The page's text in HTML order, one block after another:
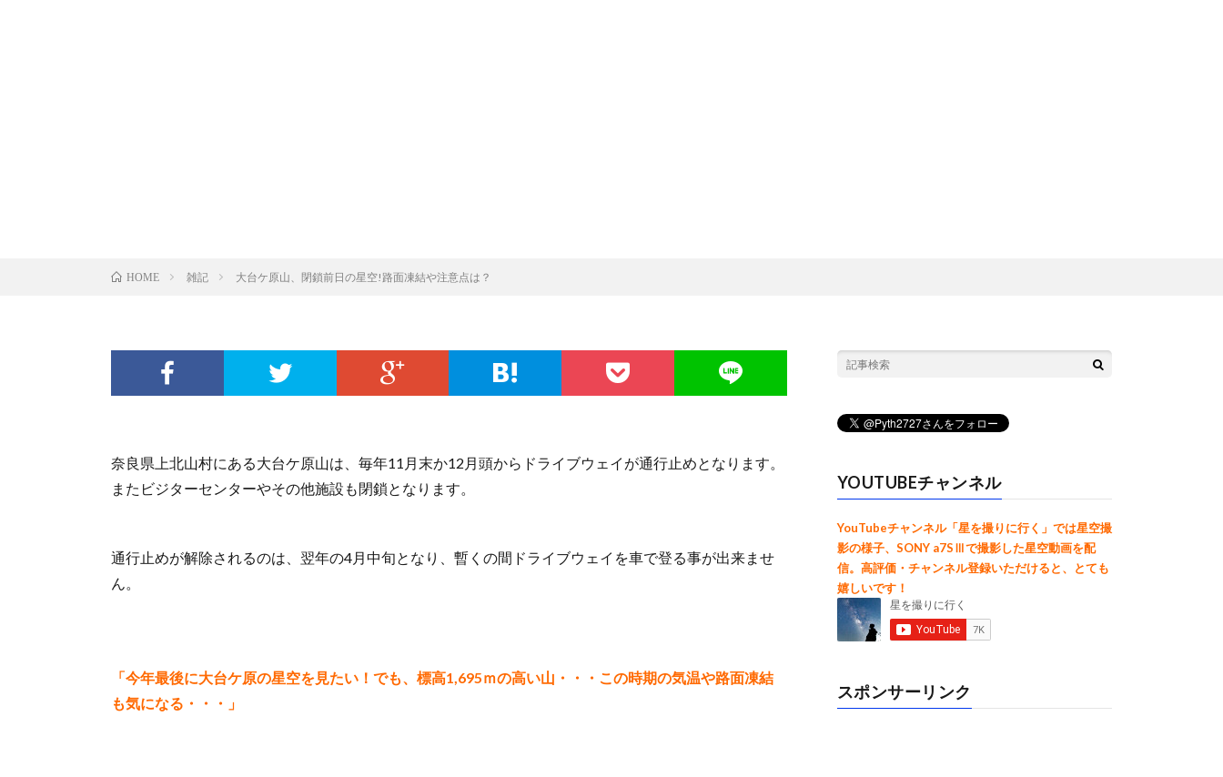
HOME 雑記 大台ケ原山、閉鎖前日の星空!路面凍結や注意点は？
奈良県上北山村にある大台ケ原山は、毎年11月末か12月頭からドライブウェイが通行止めとなります。
またビジターセンターやその他施設も閉鎖となります。
通行止めが解除されるのは、翌年の4月中旬となり、暫くの間ドライブウェイを車で登る事が出来ませ
ん。
「今年最後に大台ケ原の星空を見たい！でも、標高1,695ｍの高い山・・・この時期の気温や路面凍結
も気になる・・・」
YOUTUBEチャンネル
YouTubeチャンネル「星を撮りに行く」では星空撮
影の様子、SONY a7SⅢで撮影した星空動画を配
信。高評価・チャンネル登録いただけると、とても
嬉しいです！
スポンサーリンク